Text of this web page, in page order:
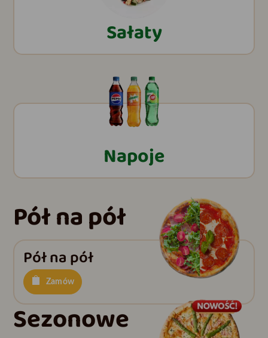
Sałaty
Napoje
Pół na pół
Pół na pół
Zamów
Sezonowe